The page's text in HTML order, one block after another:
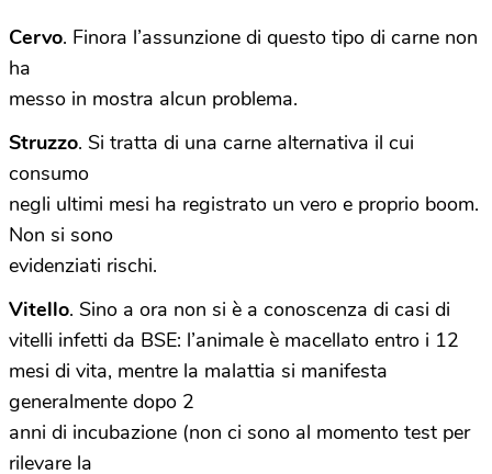
Cervo. Finora l’assunzione di questo tipo di carne non
ha
messo in mostra alcun problema.
Struzzo. Si tratta di una carne alternativa il cui
consumo
negli ultimi mesi ha registrato un vero e proprio boom.
Non si sono
evidenziati rischi.
Vitello. Sino a ora non si è a conoscenza di casi di
vitelli infetti da BSE: l’animale è macellato entro i 12
mesi di vita, mentre la malattia si manifesta
generalmente dopo 2
anni di incubazione (non ci sono al momento test per
rilevare la